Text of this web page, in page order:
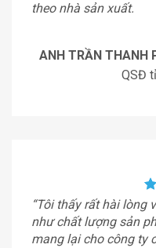
theo nhà sản xuất.
ANH TRẦN THANH
QSĐ
“Tôi thấy rất hài lòng
như chất lượng sản
mang lại cho công ty